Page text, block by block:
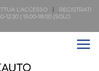
L'ACCESSO
REGISTRATI
12:30 | 15:00-18:00 (SOLO